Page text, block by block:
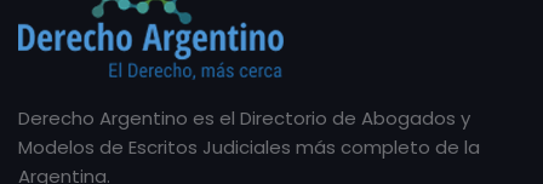
Derecho Argentino es el Directorio de Abogados y
Modelos de Escritos Judiciales más completo de la
Argentina.